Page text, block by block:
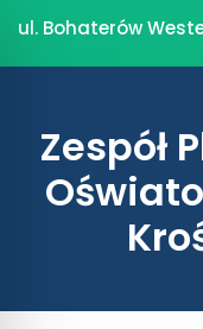
ul. Bohaterów
Zespół